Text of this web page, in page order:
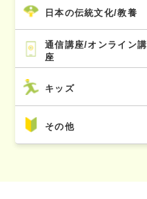
日本の伝統文化/教養
通信講座/オンライン講
座
キッズ
その他